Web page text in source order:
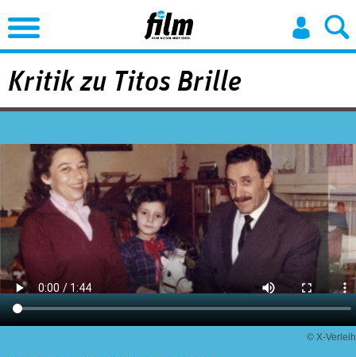
Jump to Navigation
Kritik zu Titos Brille
© X-Verleih